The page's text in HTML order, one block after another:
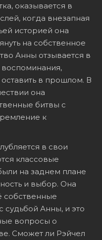
оказывается в
когда внезапная
историей она
на собственное
Анны отзывается в
в прошлом. В
она
битвы с
к
в свои
классовые
на заднем плане
и выбор. Она
собственные
судьбой Анны, и это
вопросы о
Сможет ли Рэйчел